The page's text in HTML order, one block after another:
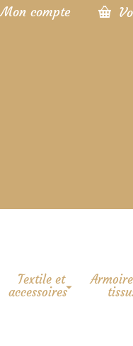
Mon compte
Textile et
accessoires